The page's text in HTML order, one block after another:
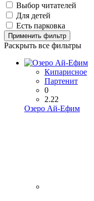
Выбор читателей
Для детей
Есть парковка
Применить фильтр
Раскрыть все фильтры
Кипарисное
Партенит
0
2.22
Озеро Ай-Ефим